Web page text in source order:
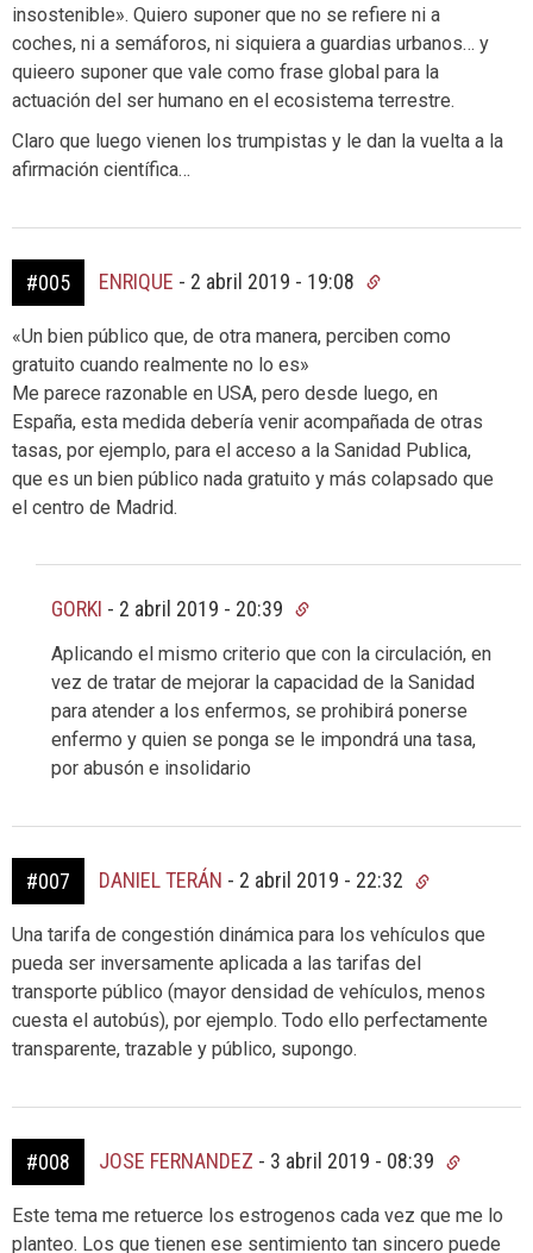
insostenible». Quiero suponer que no se refiere ni a
coches, ni a semáforos, ni siquiera a guardias urbanos… y
quieero suponer que vale como frase global para la
actuación del ser humano en el ecosistema terrestre.
Claro que luego vienen los trumpistas y le dan la vuelta a la
afirmación científica…
#005 ENRIQUE - 2 abril 2019 - 19:08
«Un bien público que, de otra manera, perciben como
gratuito cuando realmente no lo es»
Me parece razonable en USA, pero desde luego, en
España, esta medida debería venir acompañada de otras
tasas, por ejemplo, para el acceso a la Sanidad Publica,
que es un bien público nada gratuito y más colapsado que
el centro de Madrid.
GORKI - 2 abril 2019 - 20:39
Aplicando el mismo criterio que con la circulación, en
vez de tratar de mejorar la capacidad de la Sanidad
para atender a los enfermos, se prohibirá ponerse
enfermo y quien se ponga se le impondrá una tasa,
por abusón e insolidario
#007 DANIEL TERÁN - 2 abril 2019 - 22:32
Una tarifa de congestión dinámica para los vehículos que
pueda ser inversamente aplicada a las tarifas del
transporte público (mayor densidad de vehículos, menos
cuesta el autobús), por ejemplo. Todo ello perfectamente
transparente, trazable y público, supongo.
#008 JOSE FERNANDEZ - 3 abril 2019 - 08:39
Este tema me retuerce los estrogenos cada vez que me lo
planteo. Los que tienen ese sentimiento tan sincero puede